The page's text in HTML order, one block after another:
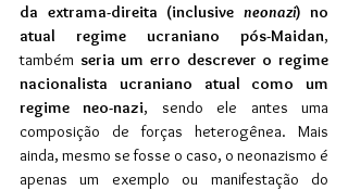
da extrama-direita (inclusive neonazi) no
atual regime ucraniano pós-Maidan,
também seria um erro descrever o regime
nacionalista ucraniano atual como um
regime neo-nazi, sendo ele antes uma
composição de forças heterogênea. Mais
ainda, mesmo se fosse o caso, o neonazismo é
apenas um exemplo ou manifestação do